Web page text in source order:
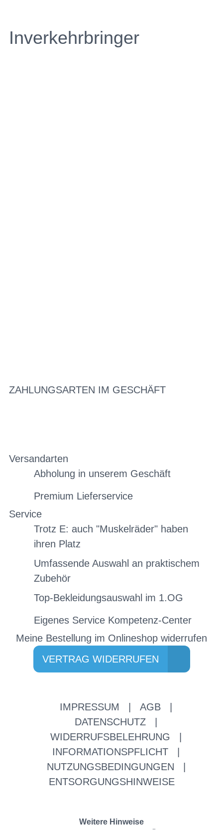
Inverkehrbringer
ZAHLUNGSARTEN IM GESCHÄFT
Versandarten
Abholung in unserem Geschäft
Premium Lieferservice
Service
Trotz E: auch "Muskelräder" haben
ihren Platz
Umfassende Auswahl an praktischem
Zubehör
Top-Bekleidungsauswahl im 1.OG
Eigenes Service Kompetenz-Center
Meine Bestellung im Onlineshop widerrufen
VERTRAG WIDERRUFEN
IMPRESSUM AGB
DATENSCHUTZ
WIDERRUFSBELEHRUNG
INFORMATIONSPFLICHT
NUTZUNGSBEDINGUNGEN
ENTSORGUNGSHINWEISE
Weitere Hinweise